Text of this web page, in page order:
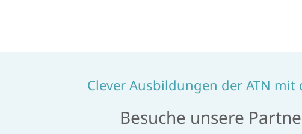
Clever Ausbildungen der ATN mit
Besuche unsere